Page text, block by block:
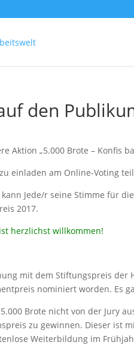
den
Aktion „5.000 Brote – Konfis
einladen am Online-Voting
Jede/r seine Stimme für
2017.
herz­lichst will­kom­men!
mit dem Stif­tungs­preis der
nomi­niert worden. Es
Brote nicht von der Jury
zu gewinnen. Dieser ist
Wei­ter­bil­dung im